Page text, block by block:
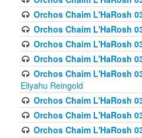
Orchos Chaim L'HaRosh
Orchos Chaim L'HaRosh
Orchos Chaim L'HaRosh
Orchos Chaim L'HaRosh
Orchos Chaim L'HaRosh
Eliyahu Reingold
Orchos Chaim L'HaRosh
Orchos Chaim L'HaRosh
Orchos Chaim L'HaRosh